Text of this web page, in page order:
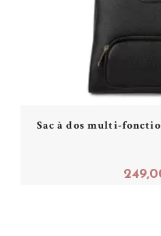
Sac à dos multi-